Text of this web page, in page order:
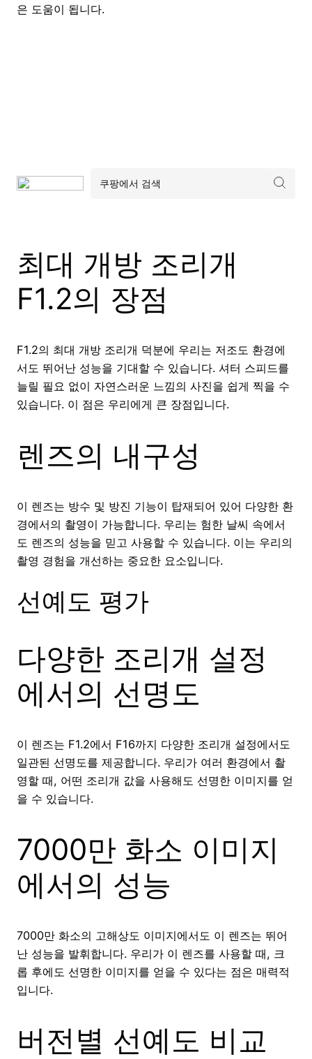
은 도움이 됩니다.
최대 개방 조리개
F1.2의 장점
F1.2의 최대 개방 조리개 덕분에 우리는 저조도 환경에
서도 뛰어난 성능을 기대할 수 있습니다. 셔터 스피드를
늘릴 필요 없이 자연스러운 느낌의 사진을 쉽게 찍을 수
있습니다. 이 점은 우리에게 큰 장점입니다.
렌즈의 내구성
이 렌즈는 방수 및 방진 기능이 탑재되어 있어 다양한 환
경에서의 촬영이 가능합니다. 우리는 험한 날씨 속에서
도 렌즈의 성능을 믿고 사용할 수 있습니다. 이는 우리의
촬영 경험을 개선하는 중요한 요소입니다.
선예도 평가
다양한 조리개 설정
에서의 선명도
이 렌즈는 F1.2에서 F16까지 다양한 조리개 설정에서도
일관된 선명도를 제공합니다. 우리가 여러 환경에서 촬
영할 때, 어떤 조리개 값을 사용해도 선명한 이미지를 얻
을 수 있습니다.
7000만 화소 이미지
에서의 성능
7000만 화소의 고해상도 이미지에서도 이 렌즈는 뛰어
난 성능을 발휘합니다. 우리가 이 렌즈를 사용할 때, 크
롭 후에도 선명한 이미지를 얻을 수 있다는 점은 매력적
입니다.
버전별 선예도 비교